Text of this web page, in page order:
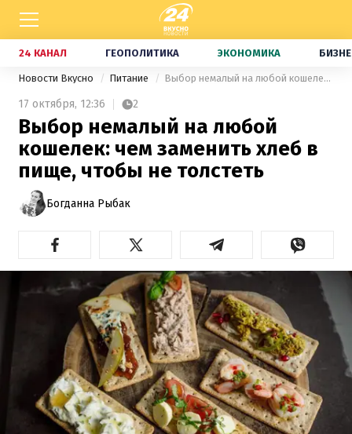
24 КАНАЛ ГЕОПОЛИТИКА ЭКОНОМИКА
Новости Вкусно Питание Выбор немалый на любой кошелек: чем заменить хлеб в пище, чтобы не толстеть
17 октября, 12:36 2
Выбор немалый на любой
кошелек: чем заменить хлеб в
пище, чтобы не толстеть
Богданна Рыбак